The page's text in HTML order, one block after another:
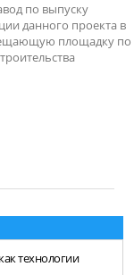
по выпуску
данного проекта в
площадку по
технологии